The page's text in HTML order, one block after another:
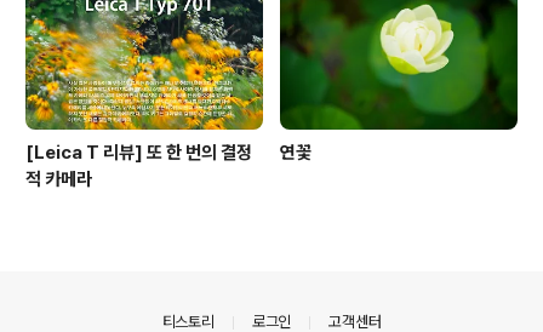
[Leica T 리뷰] 또 한 번의 결정
적 카메라
연꽃
티스토리 로그인 고객센터